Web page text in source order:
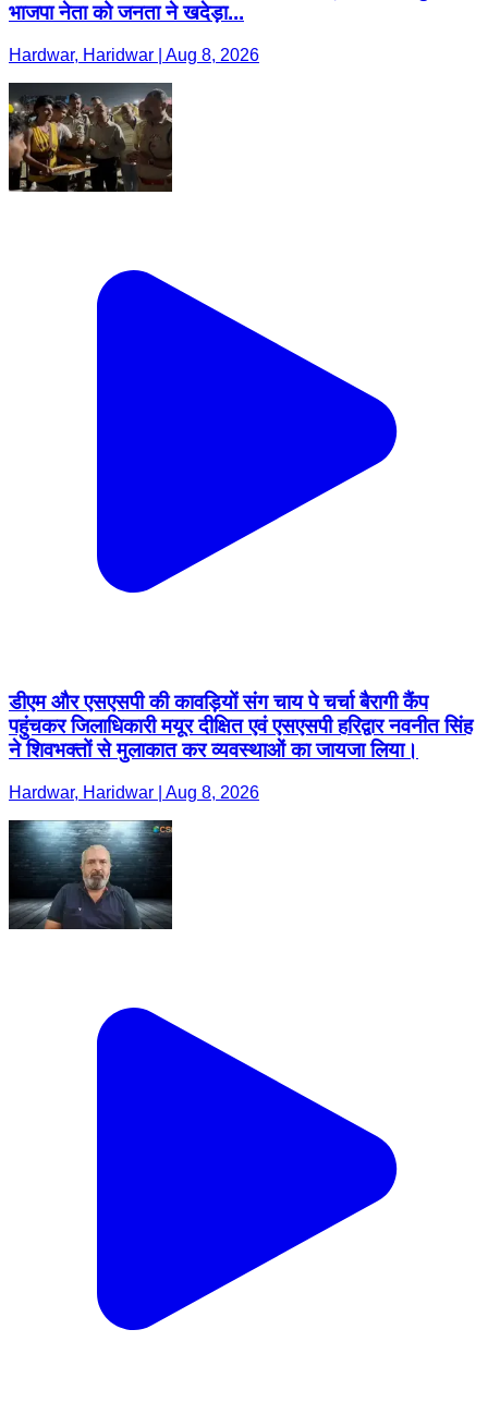
भाजपा नेता को जनता ने खदेड़ा...
Hardwar, Haridwar | Aug 8, 2026
डीएम और एसएसपी की कावड़ियों संग चाय पे चर्चा बैरागी कैंप
पहुंचकर जिलाधिकारी मयूर दीक्षित एवं एसएसपी हरिद्वार नवनीत सिंह
ने शिवभक्तों से मुलाकात कर व्यवस्थाओं का जायजा लिया।
Hardwar, Haridwar | Aug 8, 2026